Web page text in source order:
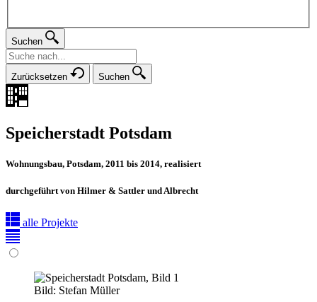
Suchen
Zurücksetzen Suchen
Speicherstadt Potsdam
Wohnungsbau, Potsdam, 2011 bis 2014, realisiert
durchgeführt von Hilmer & Sattler und Albrecht
alle Projekte
Bild: Stefan Müller